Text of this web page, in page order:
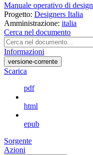
Manuale operativo di design
Progetto: Designers Italia
Amministrazione: italia
Cerca nel documento
Informazioni
versione-corrente
Scarica
pdf
html
epub
Sorgente
Azioni